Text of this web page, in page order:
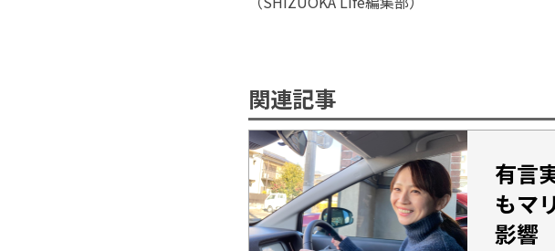
関連記事
有言
もマ
影響